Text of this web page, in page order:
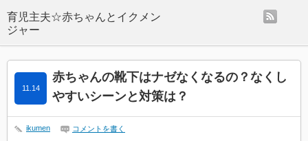
赤ちゃんの靴下はナゼなくなるの？なくし
やすいシーンと対策は？
11.14
ikumen コメントを書く